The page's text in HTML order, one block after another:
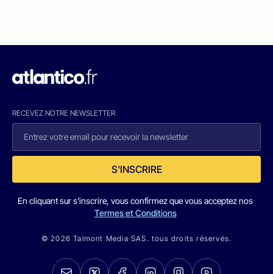
RECEVEZ NOTRE NEWSLETTER
S'INSCRIRE
En cliquant sur s'inscrire, vous confirmez que vous acceptez nos
Termes et Conditions
© 2026 Talmont Media SAS. tous droits réservés.